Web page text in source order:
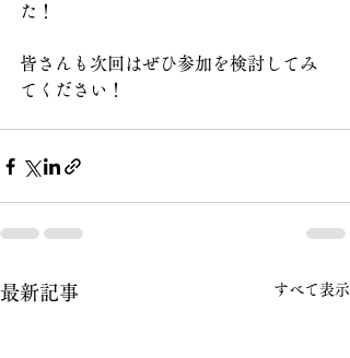
た！
皆さんも次回はぜひ参加を検討してみ
てください！
最新記事 すべて表示